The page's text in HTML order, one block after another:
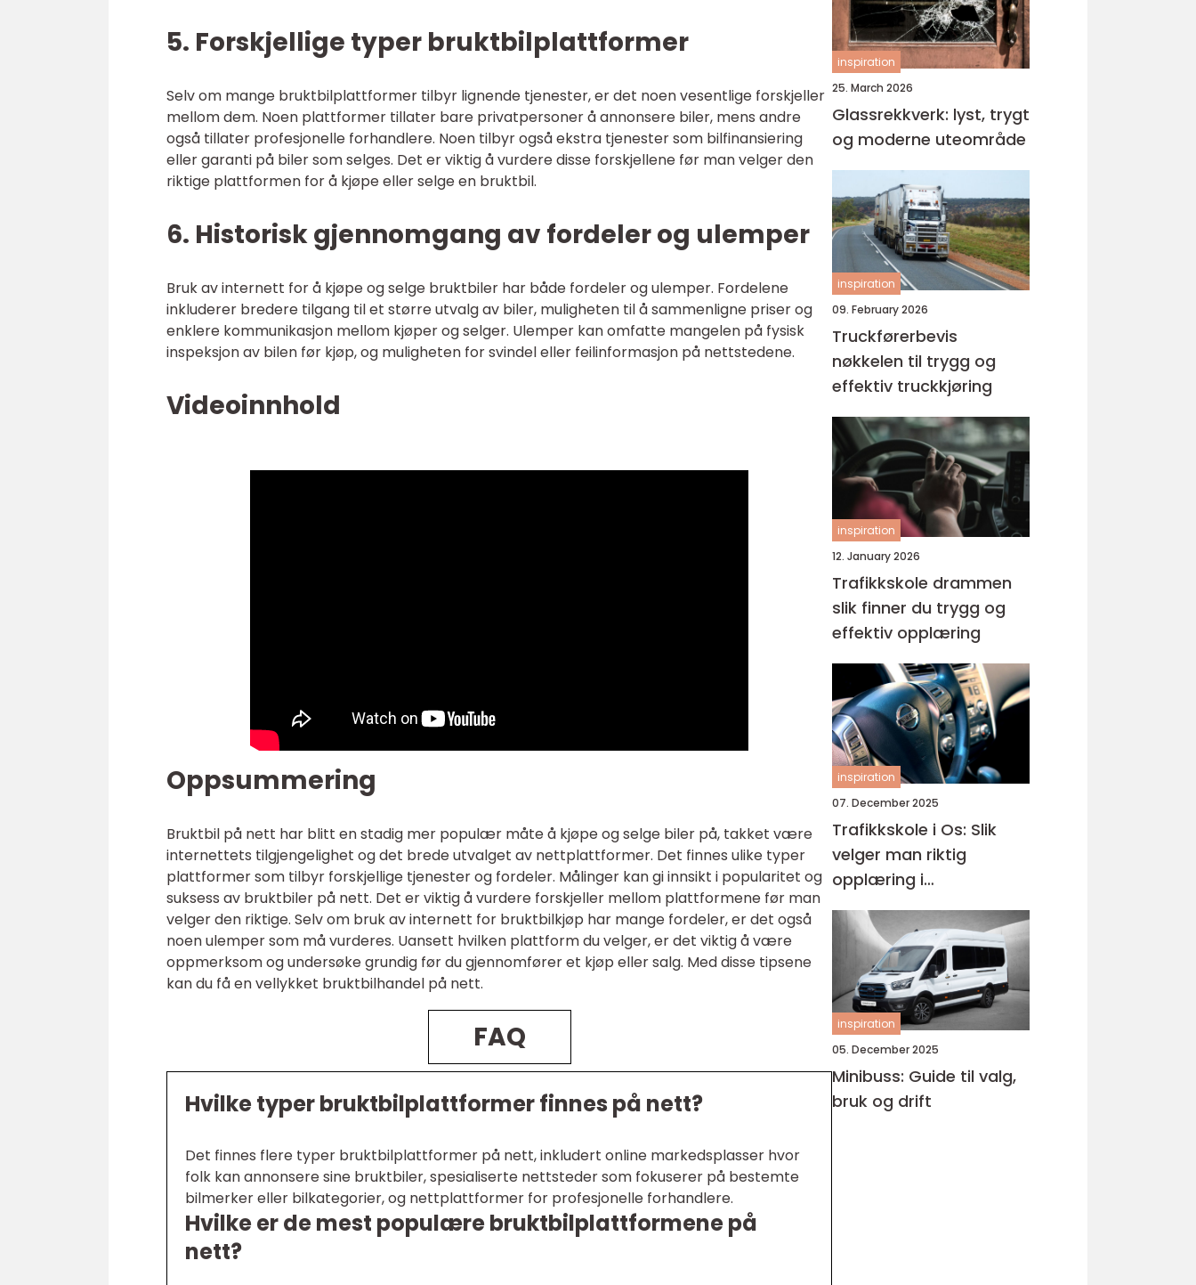
5. Forskjellige typer bruktbilplattformer
Selv om mange bruktbilplattformer tilbyr lignende tjenester, er det noen vesentlige forskjeller
mellom dem. Noen plattformer tillater bare privatpersoner å annonsere biler, mens andre
også tillater profesjonelle forhandlere. Noen tilbyr også ekstra tjenester som bilfinansiering
eller garanti på biler som selges. Det er viktig å vurdere disse forskjellene før man velger den
riktige plattformen for å kjøpe eller selge en bruktbil.
6. Historisk gjennomgang av fordeler og ulemper
Bruk av internett for å kjøpe og selge bruktbiler har både fordeler og ulemper. Fordelene
inkluderer bredere tilgang til et større utvalg av biler, muligheten til å sammenligne priser og
enklere kommunikasjon mellom kjøper og selger. Ulemper kan omfatte mangelen på fysisk
inspeksjon av bilen før kjøp, og muligheten for svindel eller feilinformasjon på nettstedene.
Videoinnhold
Oppsummering
Bruktbil på nett har blitt en stadig mer populær måte å kjøpe og selge biler på, takket være
internettets tilgjengelighet og det brede utvalget av nettplattformer. Det finnes ulike typer
plattformer som tilbyr forskjellige tjenester og fordeler. Målinger kan gi innsikt i popularitet og
suksess av bruktbiler på nett. Det er viktig å vurdere forskjeller mellom plattformene før man
velger den riktige. Selv om bruk av internett for bruktbilkjøp har mange fordeler, er det også
noen ulemper som må vurderes. Uansett hvilken plattform du velger, er det viktig å være
oppmerksom og undersøke grundig før du gjennomfører et kjøp eller salg. Med disse tipsene
kan du få en vellykket bruktbilhandel på nett.
FAQ
Hvilke typer bruktbilplattformer finnes på nett?
Det finnes flere typer bruktbilplattformer på nett, inkludert online markedsplasser hvor
folk kan annonsere sine bruktbiler, spesialiserte nettsteder som fokuserer på bestemte
bilmerker eller bilkategorier, og nettplattformer for profesjonelle forhandlere.
Hvilke er de mest populære bruktbilplattformene på
nett?
inspiration
25. March 2026
Glassrekkverk: lyst, trygt
og moderne uteområde
inspiration
09. February 2026
Truckførerbevis
nøkkelen til trygg og
effektiv truckkjøring
inspiration
12. January 2026
Trafikkskole drammen
slik finner du trygg og
effektiv opplæring
inspiration
07. December 2025
Trafikkskole i Os: Slik
velger man riktig
opplæring i
Bjørnafjorden
inspiration
05. December 2025
Minibuss: Guide til valg,
bruk og drift